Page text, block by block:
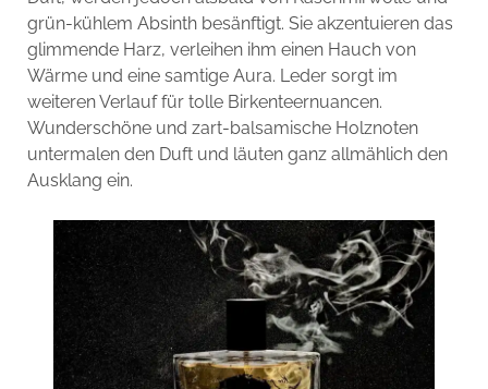
grün-kühlem Absinth besänftigt. Sie akzentuieren das
glimmende Harz, verleihen ihm einen Hauch von
Wärme und eine samtige Aura. Leder sorgt im
weiteren Verlauf für tolle Birkenteernuancen.
Wunderschöne und zart-balsamische Holznoten
untermalen den Duft und läuten ganz allmählich den
Ausklang ein.